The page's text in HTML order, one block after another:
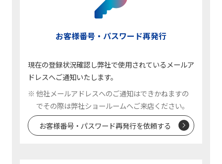
お客様番号・パスワード再発行
現在の登録状況確認し弊社で使用されているメールア
ドレスへご通知いたします。
他社メールアドレスへのご通知はできかねますの
でその際は弊社ショールームへご来店ください。
お客様番号・パスワード再発行を依頼する